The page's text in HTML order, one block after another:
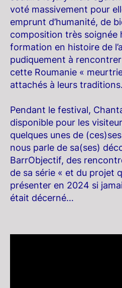
voté massivement pour
emprunt d’humanité, de
composition très soignée
formation en histoire de
pudiquement à
cette Roumanie «
attachés à leurs traditions.
Pendant le festival,
disponible pour les
quelques unes de
nous parle de sa(ses)
BarrObjectif, des
de sa série « et du projet
présenter en 2024 si
était décerné…